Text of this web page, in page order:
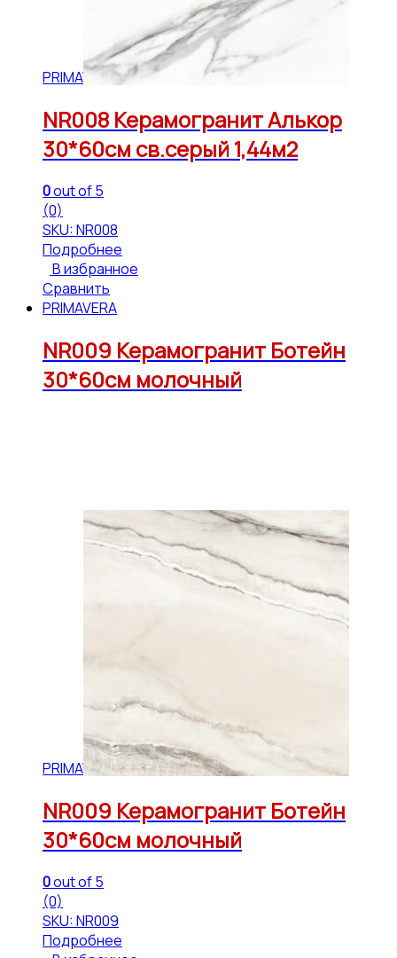
PRIMAVERA
NR008 Керамогранит Алькор
30*60см св.серый 1,44м2
0out of 5
(0)
SKU: NR008
Подробнее
В избранное
Сравнить
PRIMAVERA
NR009 Керамогранит Ботейн
30*60см молочный
PRIMAVERA
NR009 Керамогранит Ботейн
30*60см молочный
0out of 5
(0)
SKU: NR009
Подробнее